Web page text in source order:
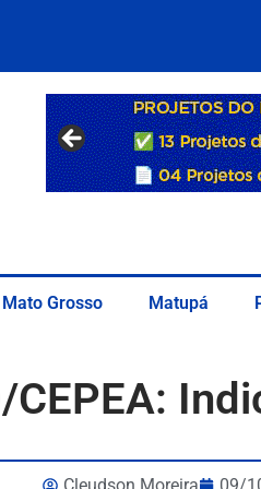
Mato Grosso Matupá
CEPEA:
Cleudson Moreira 09/